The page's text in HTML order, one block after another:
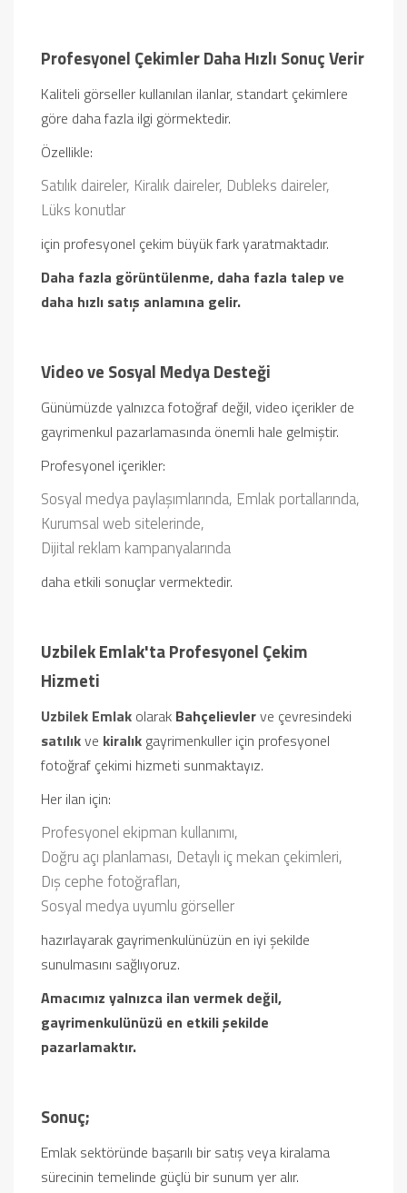
Profesyonel Çekimler Daha Hızlı Sonuç Verir
Kaliteli görseller kullanılan ilanlar, standart çekimlere
göre daha fazla ilgi görmektedir.
Özellikle:
Satılık daireler, Kiralık daireler, Dubleks daireler,
Lüks konutlar
için profesyonel çekim büyük fark yaratmaktadır.
Daha fazla görüntülenme, daha fazla talep ve
daha hızlı satış anlamına gelir.
Video ve Sosyal Medya Desteği
Günümüzde yalnızca fotoğraf değil, video içerikler de
gayrimenkul pazarlamasında önemli hale gelmiştir.
Profesyonel içerikler:
Sosyal medya paylaşımlarında, Emlak portallarında,
Kurumsal web sitelerinde,
Dijital reklam kampanyalarında
daha etkili sonuçlar vermektedir.
Uzbilek Emlak'ta Profesyonel Çekim
Hizmeti
Uzbilek Emlak olarak Bahçelievlerve çevresindeki
satılıkve kiralık gayrimenkuller için profesyonel
fotoğraf çekimi hizmeti sunmaktayız.
Her ilan için:
Profesyonel ekipman kullanımı,
Doğru açı planlaması, Detaylı iç mekan çekimleri,
Dış cephe fotoğrafları,
Sosyal medya uyumlu görseller
hazırlayarak gayrimenkulünüzün en iyi şekilde
sunulmasını sağlıyoruz.
Amacımız yalnızca ilan vermek değil,
gayrimenkulünüzü en etkili şekilde
pazarlamaktır.
Sonuç;
Emlak sektöründe başarılı bir satış veya kiralama
sürecinin temelinde güçlü bir sunum yer alır.